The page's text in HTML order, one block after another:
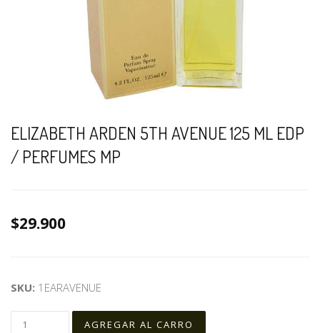
ELIZABETH ARDEN 5TH AVENUE 125 ML EDP
/ PERFUMES MP
$29.900
SKU: 1EARAVENUE